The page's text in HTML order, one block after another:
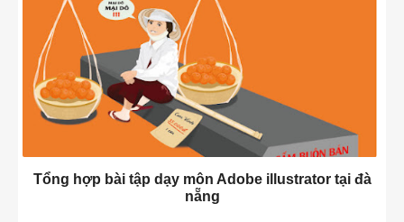
Tổng hợp bài tập dạy môn Adobe illustrator tại đà
nẵng